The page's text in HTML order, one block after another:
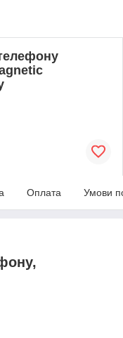
Оплата Умови